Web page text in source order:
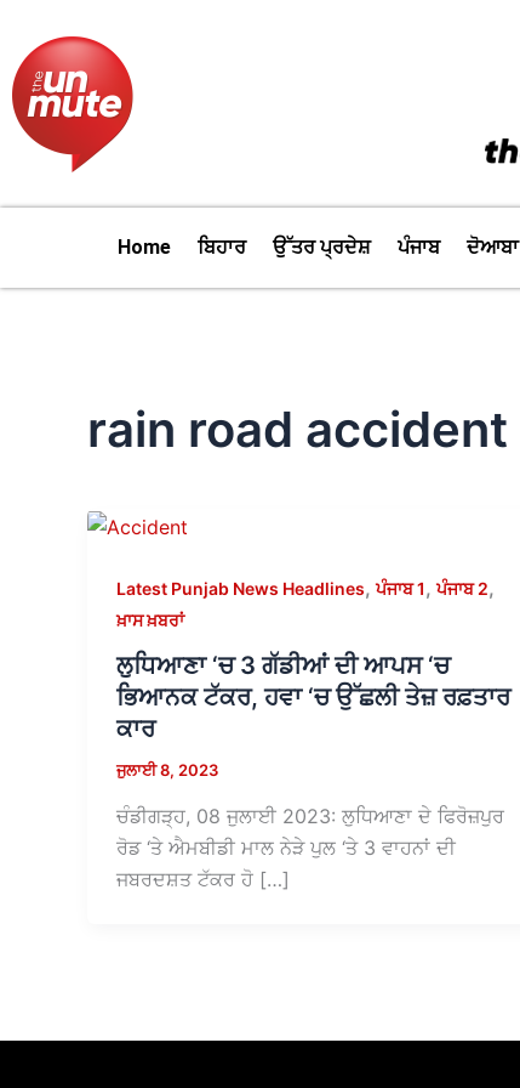
content
Home ਬਿਹਾਰ ਉੱਤਰ ਪ੍ਰਦੇਸ਼ ਪੰਜਾਬ ਦੋਆਬਾ
rain road accident
Latest Punjab News Headlines,ਪੰਜਾਬ 1,ਪੰਜਾਬ 2,
ਖ਼ਾਸ ਖ਼ਬਰਾਂ
ਲੁਧਿਆਣਾ ‘ਚ 3 ਗੱਡੀਆਂ ਦੀ ਆਪਸ ‘ਚ
ਭਿਆਨਕ ਟੱਕਰ, ਹਵਾ ‘ਚ ਉੱਛਲੀ ਤੇਜ਼ ਰਫ਼ਤਾਰ
ਕਾਰ
ਜੁਲਾਈ 8, 2023
ਚੰਡੀਗੜ੍ਹ, 08 ਜੁਲਾਈ 2023: ਲੁਧਿਆਣਾ ਦੇ ਫਿਰੋਜ਼ਪੁਰ
ਰੋਡ ‘ਤੇ ਐਮਬੀਡੀ ਮਾਲ ਨੇੜੇ ਪੁਲ ‘ਤੇ 3 ਵਾਹਨਾਂ ਦੀ
ਜਬਰਦਸ਼ਤ ਟੱਕਰ ਹੋ […]